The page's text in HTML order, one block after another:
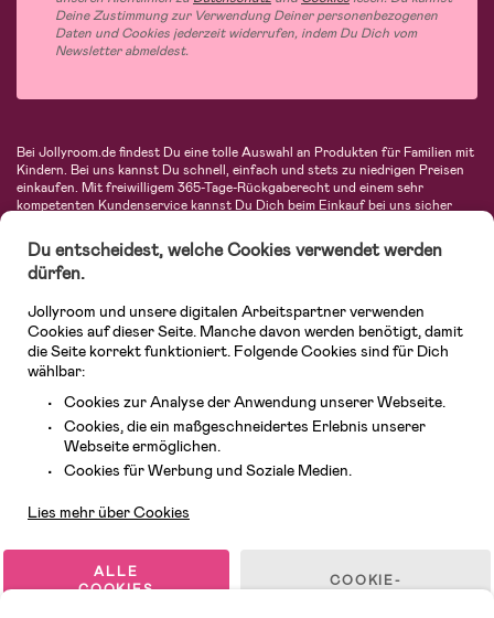
Deine Zustimmung zur Verwendung Deiner personenbezogenen
Daten und Cookies jederzeit widerrufen, indem Du Dich vom
Newsletter abmeldest.
Bei Jollyroom.de findest Du eine tolle Auswahl an Produkten für Familien mit
Kindern. Bei uns kannst Du schnell, einfach und stets zu niedrigen Preisen
einkaufen. Mit freiwilligem 365-Tage-Rückgaberecht und einem sehr
kompetenten Kundenservice kannst Du Dich beim Einkauf bei uns sicher
Autositze, Kinder- und Babymode, Produkte für Mütter und eine Menge
fantastischer Einrichtungsgegenstände, Spielsachen, Babyprodukte und
vieles mehr. Wir haben Produkte von bekannten Herstellern wie Britax, Maxi-
Avent, Jack Wolfskin, Cybex, LEGO und vielen mehr. Schau Dich um in
unserer vielfältigen Online-Boutique für Kinder & Babys. Willkommen!
© 2026 Jollyroom GmbH. Alle Rechte vorbehalten.
Du entscheidest, welche Cookies verwendet werden
dürfen.
Jollyroom und unsere digitalen Arbeitspartner verwenden
Cookies auf dieser Seite. Manche davon werden benötigt, damit
die Seite korrekt funktioniert. Folgende Cookies sind für Dich
wählbar:
Cookies zur Analyse der Anwendung unserer Webseite.
Cookies, die ein maßgeschneidertes Erlebnis unserer
Webseite ermöglichen.
Cookies für Werbung und Soziale Medien.
Lies mehr über Cookies
ALLE
COOKIES
COOKIE-